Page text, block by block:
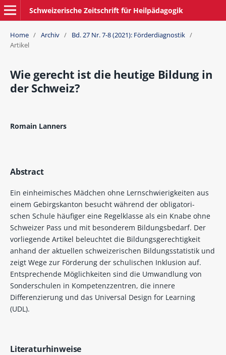
Schweizerische Zeitschrift für Heilpädagogik
Home / Archiv / Bd. 27 Nr. 7-8 (2021): Förderdiagnostik /
Artikel
Wie gerecht ist die heutige Bildung in
der Schweiz?
Romain Lanners
Abstract
Ein einheimisches Mädchen ohne Lernschwierigkeiten aus
einem Gebirgskanton besucht während der obligatori-
schen Schule häufiger eine Regelklasse als ein Knabe ohne
Schweizer Pass und mit besonderem Bildungsbedarf. Der
vorliegende Artikel beleuchtet die Bildungsgerechtigkeit
anhand der aktuellen schweizerischen Bildungsstatistik und
zeigt Wege zur Förderung der schulischen Inklusion auf.
Entsprechende Möglichkeiten sind die Umwandlung von
Sonderschulen in Kompetenzzentren, die innere
Differenzierung und das Universal Design for Learning
(UDL).
Literaturhinweise